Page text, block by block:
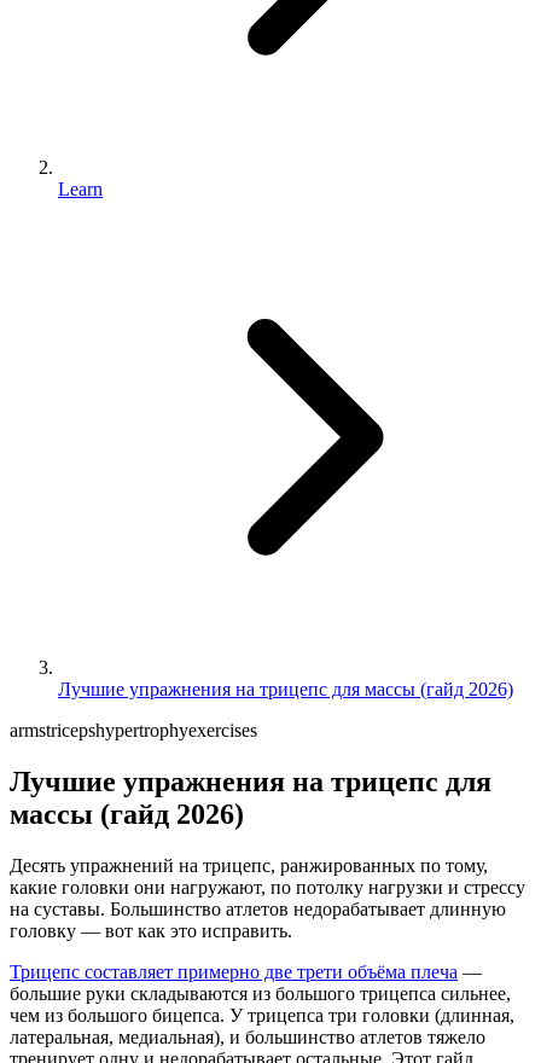
Learn
Лучшие упражнения на трицепс для массы (гайд 2026)
armstricepshypertrophyexercises
Лучшие упражнения на трицепс для
массы (гайд 2026)
Десять упражнений на трицепс, ранжированных по тому,
какие головки они нагружают, по потолку нагрузки и стрессу
на суставы. Большинство атлетов недорабатывает длинную
головку — вот как это исправить.
Трицепс составляет примерно две трети объёма плеча —
большие руки складываются из большого трицепса сильнее,
чем из большого бицепса. У трицепса три головки (длинная,
латеральная, медиальная), и большинство атлетов тяжело
тренирует одну и недорабатывает остальные. Этот гайд